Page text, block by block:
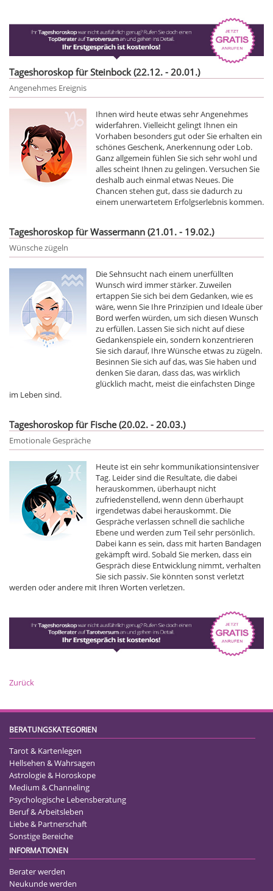
Tageshoroskop für Steinbock (22.12. - 20.01.)
Angenehmes Ereignis
Ihnen wird heute etwas sehr Angenehmes
widerfahren. Vielleicht gelingt Ihnen ein
Vorhaben besonders gut oder Sie erhalten ein
schönes Geschenk, Anerkennung oder Lob.
Ganz allgemein fühlen Sie sich sehr wohl und
alles scheint Ihnen zu gelingen. Versuchen Sie
deshalb auch einmal etwas Neues. Die
Chancen stehen gut, dass sie dadurch zu
einem unerwartetem Erfolgserlebnis kommen.
Tageshoroskop für Wassermann (21.01. - 19.02.)
Wünsche zügeln
Die Sehnsucht nach einem unerfüllten
Wunsch wird immer stärker. Zuweilen
ertappen Sie sich bei dem Gedanken, wie es
wäre, wenn Sie Ihre Prinzipien und Ideale über
Bord werfen würden, um sich diesen Wunsch
zu erfüllen. Lassen Sie sich nicht auf diese
Gedankenspiele ein, sondern konzentrieren
Sie sich darauf, Ihre Wünsche etwas zu zügeln.
Besinnen Sie sich auf das, was Sie haben und
denken Sie daran, dass das, was wirklich
glücklich macht, meist die einfachsten Dinge
im Leben sind.
Tageshoroskop für Fische (20.02. - 20.03.)
Emotionale Gespräche
Heute ist ein sehr kommunikationsintensiver
Tag. Leider sind die Resultate, die dabei
herauskommen, überhaupt nicht
zufriedenstellend, wenn denn überhaupt
irgendetwas dabei herauskommt. Die
Gespräche verlassen schnell die sachliche
Ebene und werden zum Teil sehr persönlich.
Dabei kann es sein, dass mit harten Bandagen
gekämpft wird. Sobald Sie merken, dass ein
Gespräch diese Entwicklung nimmt, verhalten
Sie sich passiv. Sie könnten sonst verletzt
werden oder andere mit Ihren Worten verletzen.
Zurück
BERATUNGSKATEGORIEN
Tarot & Kartenlegen
Hellsehen & Wahrsagen
Astrologie & Horoskope
Medium & Channeling
Psychologische Lebensberatung
Beruf & Arbeitsleben
Liebe & Partnerschaft
Sonstige Bereiche
INFORMATIONEN
Berater werden
Neukunde werden